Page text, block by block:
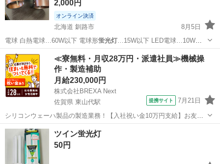
2,000円
オンライン決済
北海道 釧路市
8月5日
電球 白熱電球…60W以下 電球形蛍光灯…15W以下 LED電球…10W以
下…
北海道 釧路市 照明器具 ライト
≪寮無料・月収28万円・派遣社員≫機械操
作・製造補助
月給230,000円
株式会社BREXA Next
佐賀県 東山代駅
提携サイト 7月21日
シリコンウェーハ製品の製造業務！【入社祝い金10万円支給】お友達
やカップルとの応募OK◎年間休日129日＆休出なしでプライベート充
実♪業務はクリーンルームで快適作業◎自社正社員登用制度あり★1食
300円～の格安食堂あり！《佐...
佐賀 伊万里市 東山代駅
ツイン蛍光灯
50円